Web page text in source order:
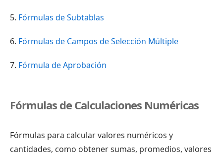
5. Fórmulas de Subtablas
6. Fórmulas de Campos de Selección Múltiple
7. Fórmula de Aprobación
Fórmulas de Calculaciones Numéricas
Fórmulas para calcular valores numéricos y
cantidades, como obtener sumas, promedios, valores